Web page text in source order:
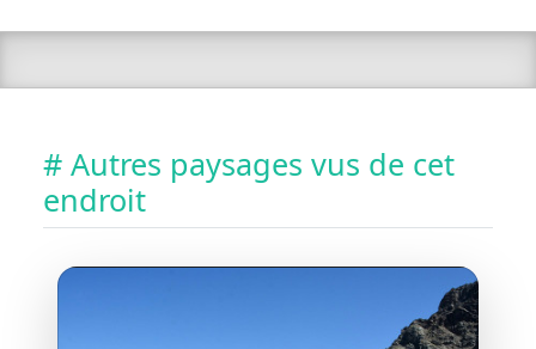
# Autres paysages vus de cet
endroit